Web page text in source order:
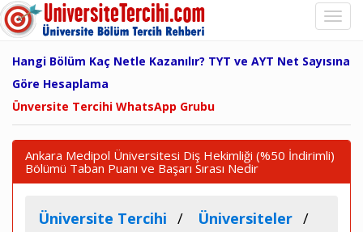
Hangi Bölüm Kaç Netle Kazanılır? TYT ve AYT Net Sayısına
Göre Hesaplama
Ünversite Tercihi WhatsApp Grubu
Ankara Medipol Üniversitesi Diş Hekimliği (%50 İndirimli)
Bölümü Taban Puanı ve Başarı Sırası Nedir
Üniversite Tercihi
Üniversiteler